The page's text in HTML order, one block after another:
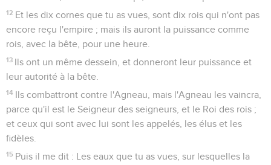
12 Et les dix cornes que tu as vues, sont dix rois qui n'ont pas
encore reçu l'empire ; mais ils auront la puissance comme
rois, avec la bête, pour une heure.
13 Ils ont un même dessein, et donneront leur puissance et
leur autorité à la bête.
14 Ils combattront contre l'Agneau, mais l'Agneau les vaincra,
parce qu'il est le Seigneur des seigneurs, et le Roi des rois ;
et ceux qui sont avec lui sont les appelés, les élus et les
fidèles.
15 Puis il me dit : Les eaux que tu as vues, sur lesquelles la